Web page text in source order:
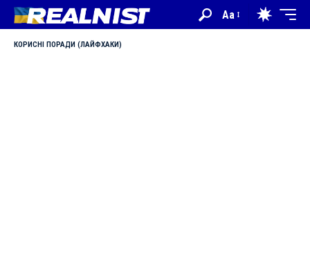
Aa
КОРИСНІ ПОРАДИ (ЛАЙФХАКИ)